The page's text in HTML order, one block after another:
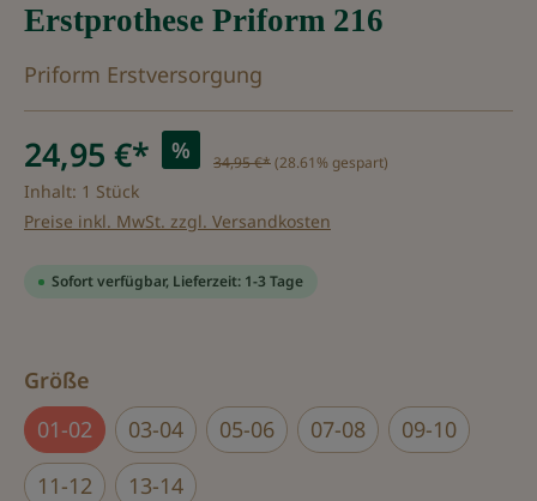
Erstprothese Priform 216
Priform Erstversorgung
24,95 €* % 34,95 €*(28.61% gespart)
Inhalt: 1 Stück
Preise inkl. MwSt. zzgl. Versandkosten
Sofort verfügbar, Lieferzeit: 1-3 Tage
Größe
01-02
03-04 05-06 07-08
09-10
11-12
13-14